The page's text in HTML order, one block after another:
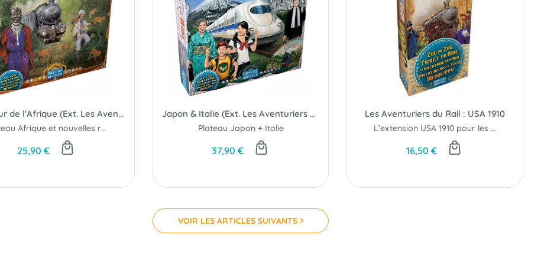
Au Coeur de l'Afrique (Ext. Les Aventuriers du Rail)
Plateau Afrique et nouvelles règles...
25,90 €
Japon & Italie (Ext. Les Aventuriers du Rail)
Plateau Japon + Italie
37,90 €
Les Aventuriers du Rail : USA 1910
L’extension USA 1910 pour les Aventuriers du rail avec de nouvelles cartes et régles!
16,50 €
VOIR LES ARTICLES SUIVANTS